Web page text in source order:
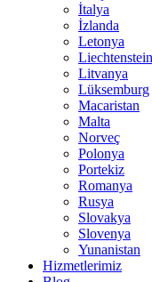
İtalya
İzlanda
Letonya
Liechtenstein
Litvanya
Lüksemburg
Macaristan
Malta
Norveç
Polonya
Portekiz
Romanya
Rusya
Slovakya
Slovenya
Yunanistan
Hizmetlerimiz